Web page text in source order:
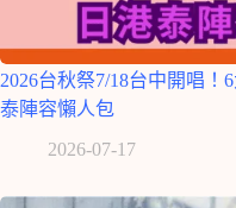
2026台秋祭7/18台中開唱
泰陣容懶人包
2026-07-17